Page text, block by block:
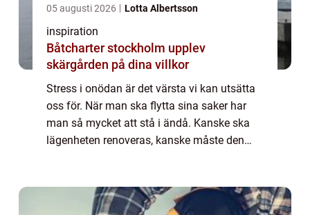
05 augusti 2026 Lotta Albertsson
inspiration
Båtcharter stockholm upplev
skärgården på dina villkor
Stress i onödan är det värsta vi kan utsätta
oss för. När man ska flytta sina saker har
man så mycket att stå i ändå. Kanske ska
lägenheten renoveras, kanske måste den